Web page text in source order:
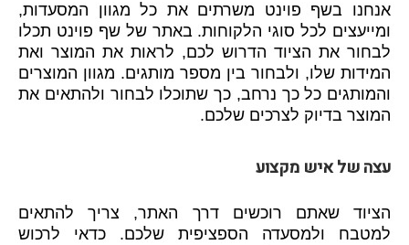
אנחנו בשף פוינט משרתים את כל מגוון המסעדות,
ומייעצים לכל סוגי הלקוחות. באתר של שף פוינט תכלו
לבחור את הציוד הדרוש לכם, לראות את המוצר ואת
המידות שלו, ולבחור בין מספר מותגים. מגוון המוצרים
והמותגים כל כך נרחב, כך שתוכלו לבחור ולהתאים את
המוצר בדיוק לצרכים שלכם.
עצה של איש מקצוע
הציוד שאתם רוכשים דרך האתר, צריך להתאים
למטבח ולמסעדה הספציפית שלכם. כדאי לרכוש